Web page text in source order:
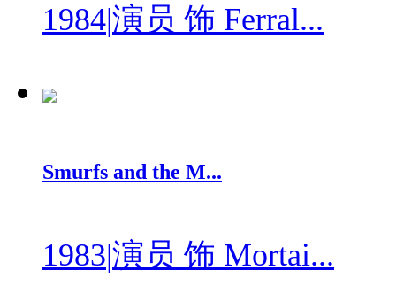
1984|演员 饰 Ferral...
Smurfs and the M...
1983|演员 饰 Mortai...